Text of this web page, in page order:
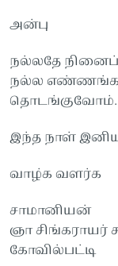
அன்பு
நல்லதே
நல்ல
தொடங்குவோம்.
இந்த நாள்
வாழ்க வளர்க
சாமானியன்
ஞா சிங்கராயர்
கோவில்பட்டி